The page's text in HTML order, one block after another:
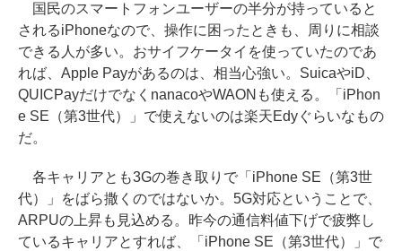
国民のスマートフォンユーザーの半分が持っていると
されるiPhoneなので、操作に困ったときも、周りに相談
できる人が多い。おサイフケータイを使っていたのであ
れば、Apple Payがあるのは、相当心強い。SuicaやiD、
QUICPayだけでなくnanacoやWAONも使える。「iPhon
e SE（第3世代）」で使えないのは楽天Edyぐらいなもの
だ。
各キャリアとも3Gの巻き取りで「iPhone SE（第3世
代）」をばら撒くのではないか。5G対応ということで、
ARPUの上昇も見込める。昨今の通信料値下げで疲弊し
ているキャリアとすれば、「iPhone SE（第3世代）」で